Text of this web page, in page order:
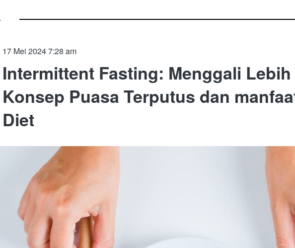
17 Mei 2024 7:28 am
Intermittent Fasting: Menggali Lebih
Konsep Puasa Terputus dan
Diet